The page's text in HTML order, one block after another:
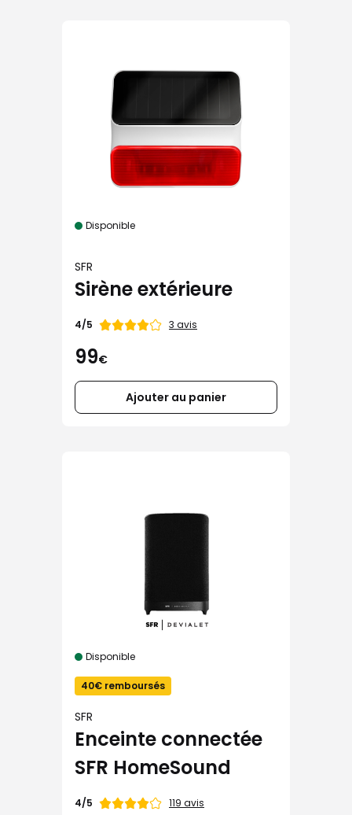
Disponible
SFR
Sirène extérieure
Note
4/5 3 avis
99€
Ajouter au panier
Disponible
40€ remboursés
SFR
Enceinte connectée
SFR HomeSound
Note
4/5 119 avis